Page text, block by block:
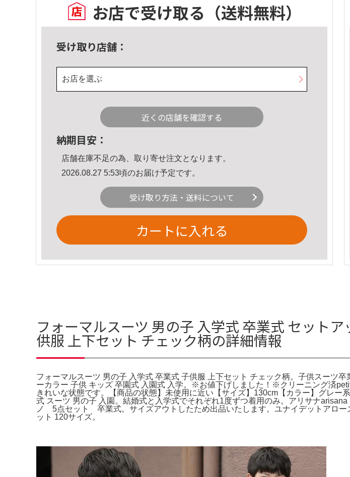
お店で受け取る （送料無料）
受け取り店舗：
お店を選ぶ
近くの店舗を確認する
納期目安：
店舗在庫不足の為、取り寄せ注文となります。
2026.08.27 5:53頃のお届け予定です。
受け取り方法・送料について
カートに入れる
フォーマルスーツ 男の子 入学式 卒業式 セット
供服 上下セット チェック柄の詳細情報
フォーマルスーツ 男の子 入学式 卒業式 子供服 上下セット チェック柄。子供スーツ
ーカラー 子供 キッズ 卒園式 入園式 入学。※お値下げしました！※クリーニング済
きれいな状態です。【商品の状態】未使用に近い【サイズ】130cm【カラー】グレ
式 スーツ 男の子 入園。結婚式と入学式でそれぞれ1度ずつ着用のみ。アリサナ
ノ 5点セット 卒業式。サイズアウトしたため出品いたします。ユナイデットア
ット 120サイズ。